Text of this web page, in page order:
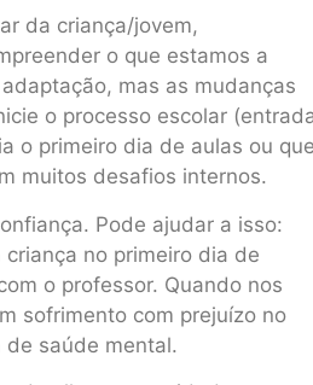
da criança/jovem,
o que estamos a
mas as mudanças
o processo escolar
o primeiro dia de aulas ou que
muitos desafios internos.
Pode ajudar a isso:
no primeiro dia de
o professor. Quando nos
sofrimento com prejuízo no
saúde mental.